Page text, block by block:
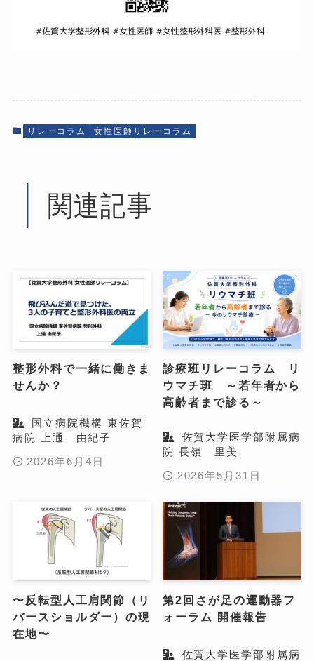
リレーコラム 女性医師リレーコラム
関連記事
整形外科で一緒に働きま
せんか？
国立病院機構 東佐賀
病院 上通 由紀子
2026年6月4日
診療班リレーコラム リ
ウマチ班 ～若年者から
高齢者まで診る～
佐賀大学医学部附属病
院 長嶺 里美
2026年5月31日
〜反転型人工肩関節（リ
バースショルダー）の現
在地〜
第2回さが足の運動器フ
ォーラム 開催報告
佐賀大学医学部附属病